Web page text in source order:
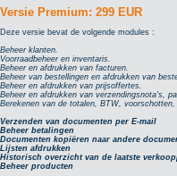
Versie Premium: 299 EUR
Deze versie bevat de volgende modules :
Beheer klanten.
Voorraadbeheer en inventaris.
Beheer en afdrukken van facturen.
Beheer van bestellingen en afdrukken van
Beheer en afdrukken van prijsoffertes.
Beheer en afdrukken van verzendingsnota's,
Berekenen van de totalen, BTW,
Verzenden van documenten per E-mail
Beheer betalingen
Documenten kopiëren naar andere
Lijsten afdrukken
Historisch overzicht van de laatste
Beheer producten